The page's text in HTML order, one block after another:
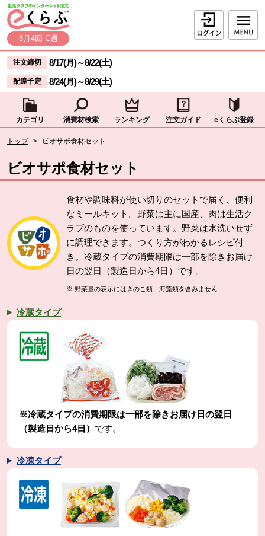
ページの先頭です。
本文へジャンプする。
8月4回 C週
ログイン
ここからサイト内共通メニューです。
サイト内共通メニューをスキップする
注文締切 8/17(月)～8/22(土)
配達予定 8/24(月)～8/29(土)
カテゴリ 消費材検索 ランキング 注文ガイド eくらぶ登録
トップ > ビオサポ食材セット
ビオサポ食材セット
食材や調味料が使い切りのセットで届く、便利
なミールキット。野菜は主に国産、肉は生活ク
ラブのものを使っています。野菜は水洗いせず
に調理できます。つくり方がわかるレシピ付
き。冷蔵タイプの消費期限は一部を除きお届け
日の翌日（製造日から4日）です。
※ 野菜量の表示にはきのこ類、海藻類を含みません
冷蔵タイプ
※冷蔵タイプの消費期限は一部を除きお届け日の翌日
（製造日から4日） です。
冷凍タイプ